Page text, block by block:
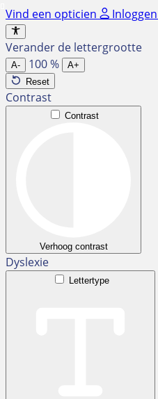
Ga
naar
de
inhoud
Vind een opticien Inloggen
Verander de lettergrootte
A- 100%
A+
Reset
Contrast
Contrast
Verhoog contrast
Dyslexie
Lettertype